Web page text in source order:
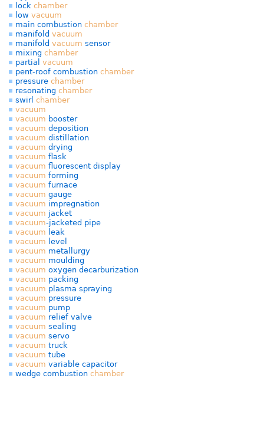
lock chamber
low vacuum
main combustion chamber
manifold vacuum
manifold vacuum sensor
mixing chamber
partial vacuum
pent-roof combustion chamber
pressure chamber
resonating chamber
swirl chamber
vacuum
vacuum booster
vacuum deposition
vacuum distillation
vacuum drying
vacuum flask
vacuum fluorescent display
vacuum forming
vacuum furnace
vacuum gauge
vacuum impregnation
vacuum jacket
vacuum-jacketed pipe
vacuum leak
vacuum level
vacuum metallurgy
vacuum moulding
vacuum oxygen decarburization
vacuum packing
vacuum plasma spraying
vacuum pressure
vacuum pump
vacuum relief valve
vacuum sealing
vacuum servo
vacuum truck
vacuum tube
vacuum variable capacitor
wedge combustion chamber